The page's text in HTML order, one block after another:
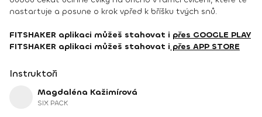
nastartuje a posune o krok vpřed k bříšku tvých snů.
FITSHAKER aplikaci můžeš stahovat i přes GOOGLE PLAY
FITSHAKER aplikaci můžeš stahovat i přes APP STORE
Instruktoři
Magdaléna Kažimírová
SIX PACK